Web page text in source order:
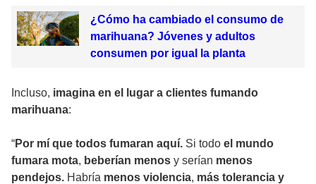
¿Cómo ha cambiado el consumo de
marihuana? Jóvenes y adultos
consumen por igual la planta
Incluso, imagina en el lugar a clientes fumando
marihuana:
“Por mí que todos fumaran aquí. Si todo el mundo
fumara mota, beberían menos y serían menos
pendejos. Habría menos violencia, más tolerancia y